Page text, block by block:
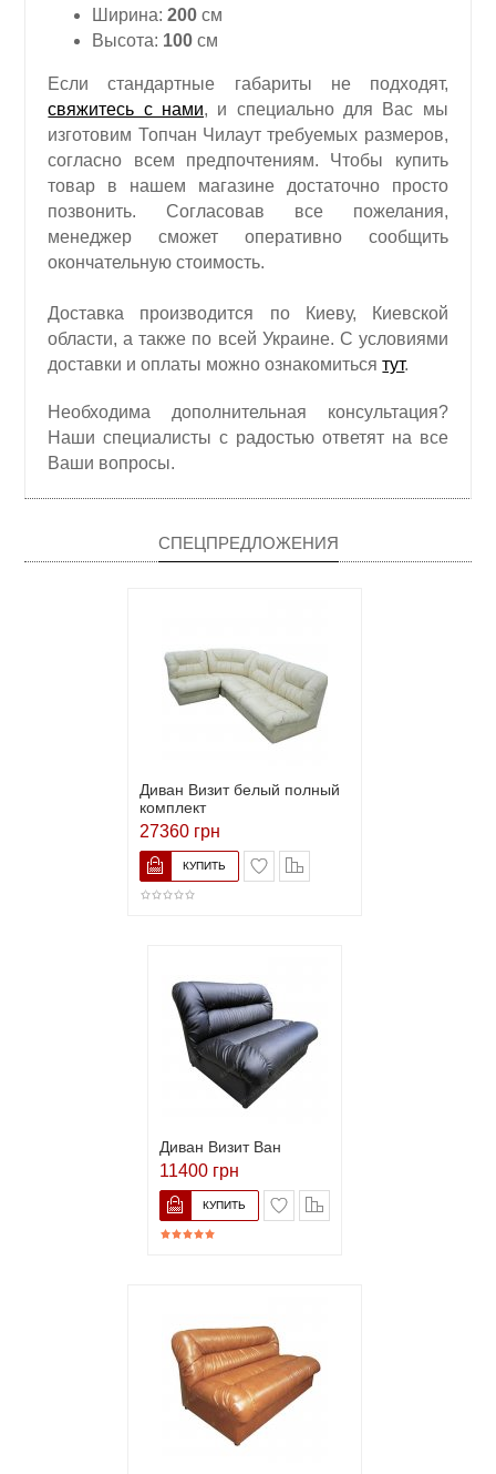
Ширина: 200 см
Высота: 100 см
Если стандартные габариты не подходят,
свяжитесь с нами, и специально для Вас мы
изготовим Топчан Чилаут требуемых размеров,
согласно всем предпочтениям. Чтобы купить
товар в нашем магазине достаточно просто
позвонить. Согласовав все пожелания,
менеджер сможет оперативно сообщить
окончательную стоимость.
Доставка производится по Киеву, Киевской
области, а также по всей Украине. С условиями
доставки и оплаты можно ознакомитьсятут.
Необходима дополнительная консультация?
Наши специалисты с радостью ответят на все
Ваши вопросы.
СПЕЦПРЕДЛОЖЕНИЯ
Диван Визит белый полный
комплект
27360 грн
Диван Визит Ван
11400 грн